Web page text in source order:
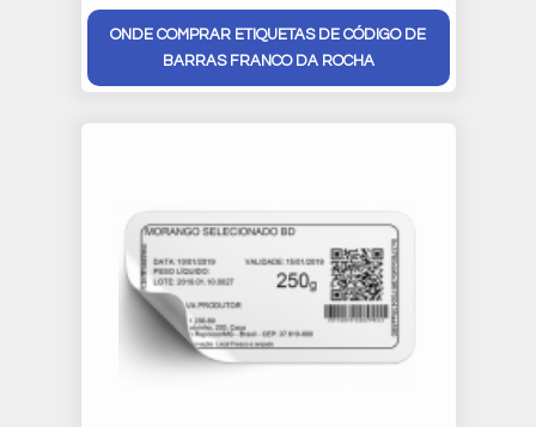
ONDE COMPRAR ETIQUETAS DE CÓDIGO DE
BARRAS FRANCO DA ROCHA